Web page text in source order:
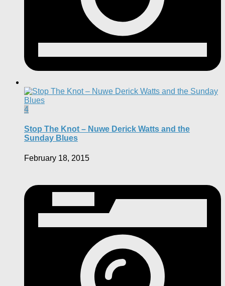
4
Stop The Knot – Nuwe Derick Watts and the
Sunday Blues
February 18, 2015